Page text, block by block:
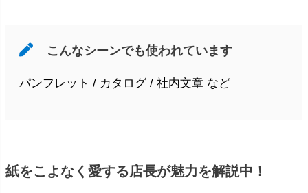
こんなシーンでも使われています
パンフレット / カタログ / 社内文章 など
紙をこよなく愛する店長が魅力を解説中！